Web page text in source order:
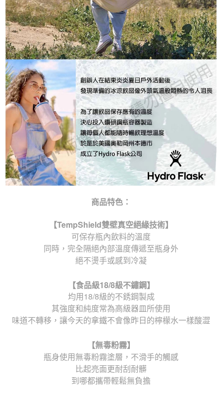
商品特色：
【TempShield雙壁真空絕緣技術】
可保存瓶內飲料的溫度
同時，完全隔絕內部溫度傳遞至瓶身外
絕不燙手或感到冷凝
【食品級18/8級不鏽鋼】
均用18/8級的不銹鋼製成
其強度和純度常為高級器皿所使用
味道不轉移，讓今天的拿鐵不會像昨日的檸檬水一樣酸澀
【無毒粉霧】
瓶身使用無毒粉霧塗層，不滑手的觸感
比起亮面更耐刮耐髒
到哪都攜帶輕鬆無負擔